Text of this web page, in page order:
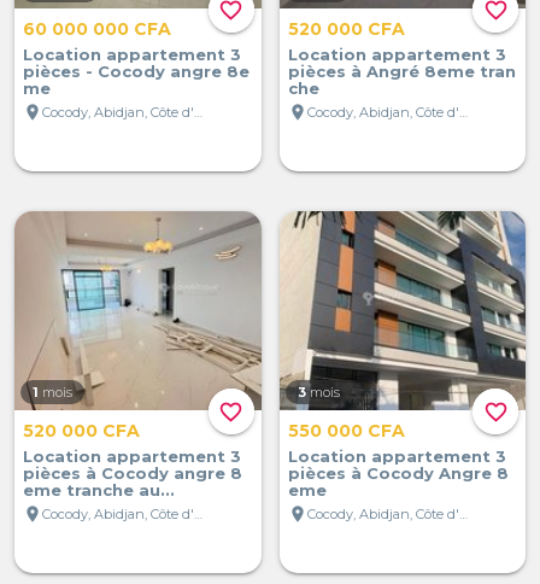
favorite_border
60 000 000 CFA
Location appartement 3
pièces - Cocody angre 8e
me
location_on
favorite_border
520 000 CFA
Location appartement 3
pièces à Angré 8eme tran
che
location_on
favorite_border
1 mois
520 000 CFA
Location appartement 3
pièces à Cocody angre 8
eme tranche au...
location_on
favorite_border
3 mois
550 000 CFA
Location appartement 3
pièces à Cocody Angre 8
eme
location_on